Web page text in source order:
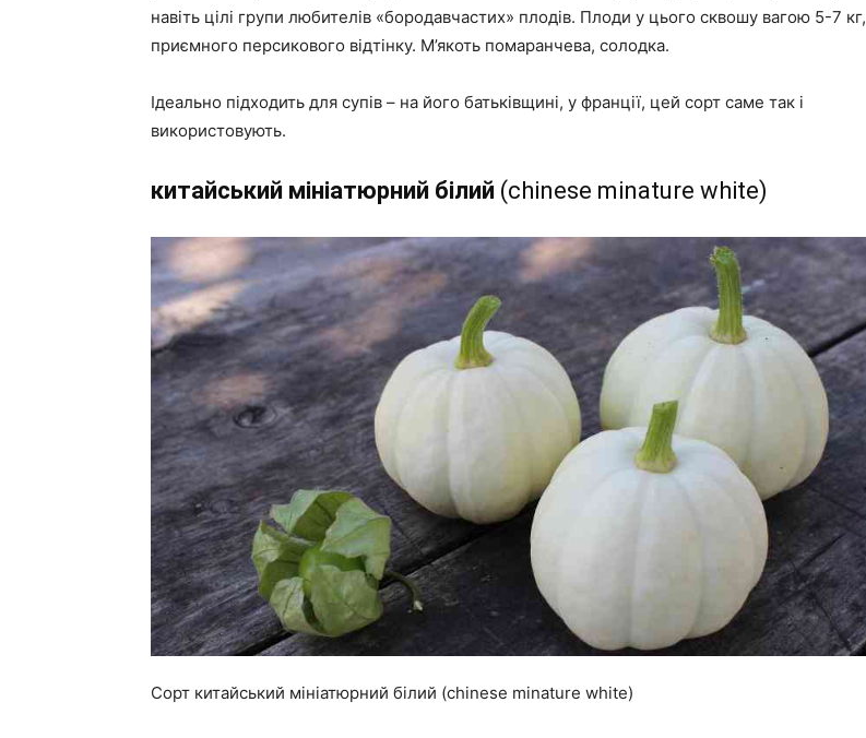
навіть цілі групи любителів «бородавчастих» плодів. Плоди у цього сквошу вагою 5-7 кг,
приємного персикового відтінку. М’якоть помаранчева, солодка.
Ідеально підходить для супів – на його батьківщині, у франції, цей сорт саме так і
використовують.
китайський мініатюрний білий (chinese minature white)
Сорт китайський мініатюрний білий (chinese minature white)